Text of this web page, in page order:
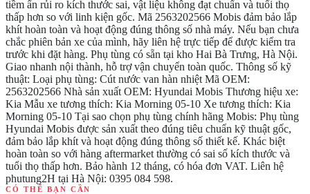
tiềm ẩn rủi ro kích thước sai, vật liệu không đạt chuẩn và tuổi thọ
thấp hơn so với linh kiện gốc. Mã 2563202566 Mobis đảm bảo lắp
khít hoàn toàn và hoạt động đúng thông số nhà máy. Nếu bạn chưa
chắc phiên bản xe của mình, hãy liên hệ trực tiếp để được kiểm tra
trước khi đặt hàng. Phụ tùng có sẵn tại kho Hai Bà Trưng, Hà Nội.
Giao nhanh nội thành, hỗ trợ vận chuyển toàn quốc. Thông số kỹ
thuật: Loại phụ tùng: Cút nước van hàn nhiệt Mã OEM:
2563202566 Nhà sản xuất OEM: Hyundai Mobis Thương hiệu xe:
Kia Mẫu xe tương thích: Kia Morning 05-10 Xe tương thích: Kia
Morning 05-10 Tại sao chọn phụ tùng chính hãng Mobis: Phụ tùng
Hyundai Mobis được sản xuất theo đúng tiêu chuẩn kỹ thuật gốc,
đảm bảo lắp khít và hoạt động đúng thông số thiết kế. Khác biệt
hoàn toàn so với hàng aftermarket thường có sai số kích thước và
tuổi thọ thấp hơn. Bảo hành 12 tháng, có hóa đơn VAT. Liên hệ
phutung2H tại Hà Nội: 0395 084 598.
CÓ THỂ BẠN CẦN